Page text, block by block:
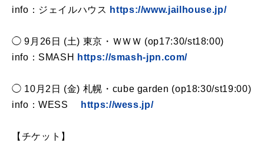
info：ジェイルハウス https://www.jailhouse.jp/
◯ 9月26日 (土) 東京・ＷＷＷ (op17:30/st18:00)
info：SMASH
https://smash-jpn.com/
◯ 10月2日 (金) 札幌・cube garden (op18:30/st19:00)
info：WESS
https://wess.jp/
【チケット】